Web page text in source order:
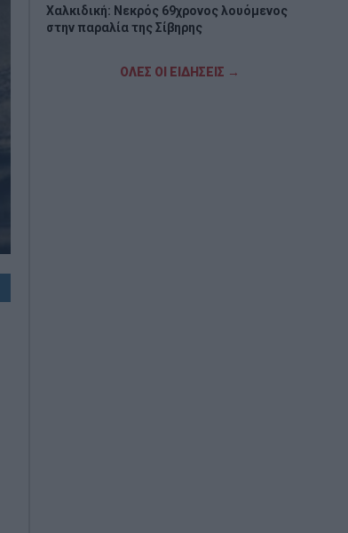
Χαλκιδική: Νεκρός 69χρονος λουόμενος
στην παραλία της Σίβηρης
Γερμανία: Σύγκρουση δύο τραμ στο
ΟΛΕΣ ΟΙ ΕΙΔΗΣΕΙΣ →